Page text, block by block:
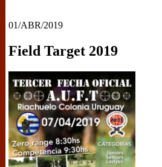
01/ABR/2019
Field Target 2019